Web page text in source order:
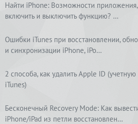
Найти iPhone: Возможности
включить и выключить функцию? …
Ошибки iTunes при восстановлении,
и синхронизации iPhone, iPo…
2 способа, как удалить Apple ID (учетную
iTunes)
Бесконечный Recovery Mode: Как
iPhone/iPad из петли восстановлен…